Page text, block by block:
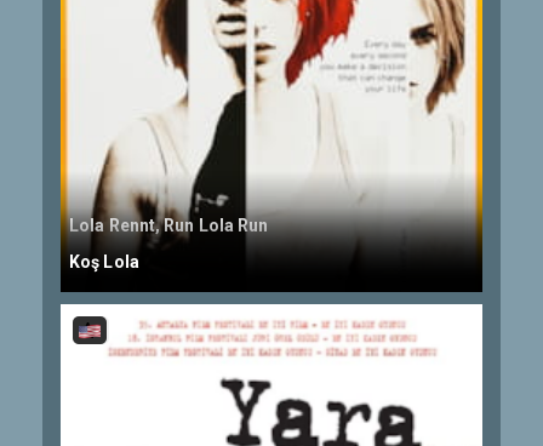
Lola Rennt, Run Lola Run
Koş Lola